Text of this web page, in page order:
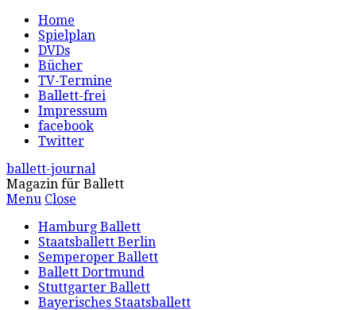
Home
Spielplan
DVDs
Bücher
TV-Termine
Ballett-frei
Impressum
facebook
Twitter
ballett-journal
Magazin für Ballett
Menu Close
Hamburg Ballett
Staatsballett Berlin
Semperoper Ballett
Ballett Dortmund
Stuttgarter Ballett
Bayerisches Staatsballett